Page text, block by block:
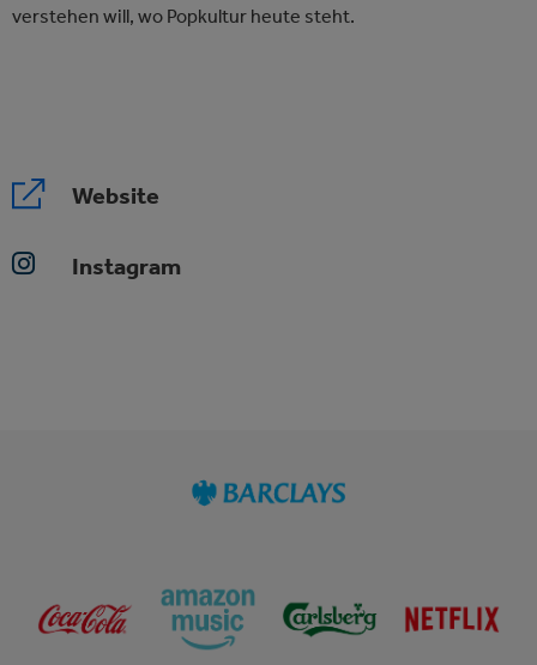
verstehen will, wo Popkultur heute steht.
Website
Instagram